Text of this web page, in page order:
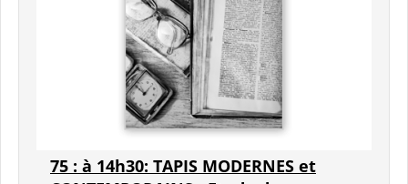
75 : à 14h30: TAPIS MODERNES et